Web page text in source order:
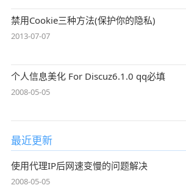
禁用Cookie三种方法(保护你的隐私)
2013-07-07
个人信息美化 For Discuz6.1.0 qq必填
2008-05-05
最近更新
使用代理IP后网速变慢的问题解决
2008-05-05